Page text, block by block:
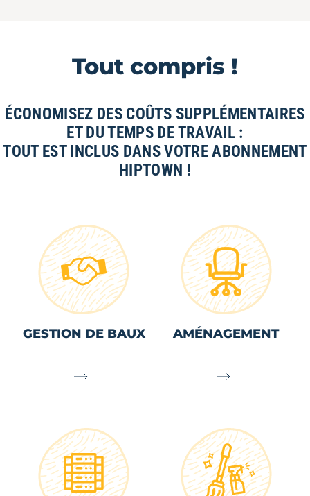
Tout compris !
ÉCONOMISEZ DES COÛTS SUPPLÉMENTAIRES
ET DU TEMPS DE TRAVAIL :
TOUT EST INCLUS DANS VOTRE ABONNEMENT
HIPTOWN !
GESTION DE BAUX AMÉNAGEMENT